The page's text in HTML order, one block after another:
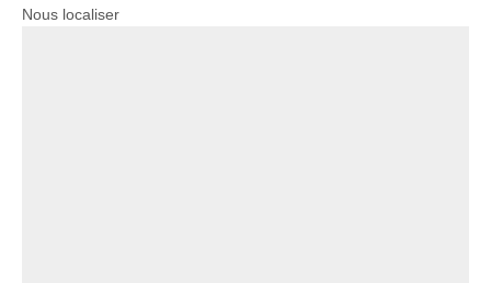
Nous localiser